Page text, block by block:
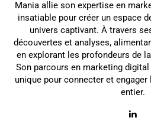
Mania allie son expertise en
insatiable pour créer un espace
univers captivant. À travers
découvertes et analyses,
en explorant les profondeurs de
Son parcours en marketing
unique pour connecter et
entier.